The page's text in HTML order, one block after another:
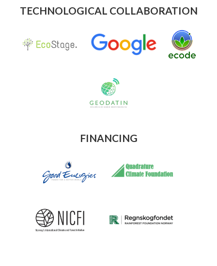
TECHNOLOGICAL COLLABORATION
FINANCING